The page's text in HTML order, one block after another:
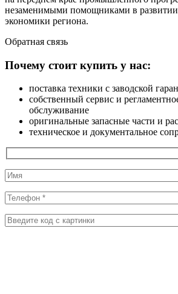
незаменимыми помощниками в
экономики региона.
Обратная связь
Почему стоит купить у нас:
поставка техники с заводской
собственный сервис и
обслуживание
оригинальные запасные части и
техническое и документальное